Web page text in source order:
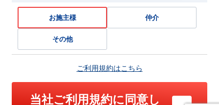
お施主様 仲介
その他
ご利用規約はこちら
当社ご利用規約に同意し